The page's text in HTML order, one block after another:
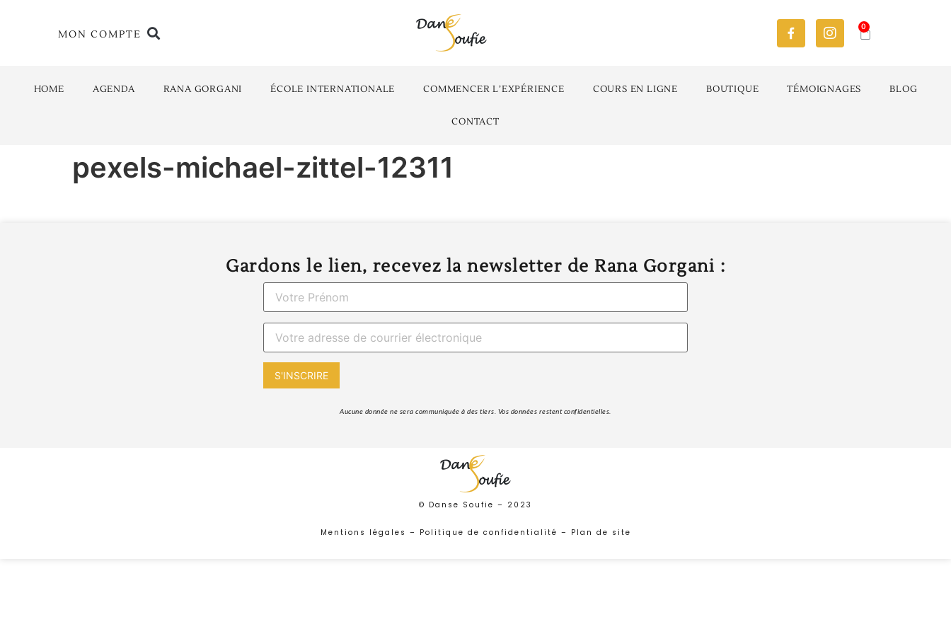
MON COMPTE
0
HOME AGENDA RANA GORGANI ÉCOLE INTERNATIONALE COMMENCER L’EXPÉRIENCE COURS EN LIGNE BOUTIQUE TÉMOIGNAGES BLOG
CONTACT
pexels-michael-zittel-12311
Gardons le lien, recevez la newsletter de Rana Gorgani :
© Danse Soufie – 2023
Mentions légales – Politique de confidentialité – Plan de site